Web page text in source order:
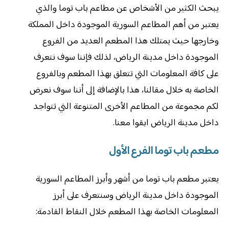
يبحث الكثير من الأشخاص عن مطاعم باب توما والذي
يعتبر من أهم المطاعم السورية الموجودة داخل المملكة
وخارجها حيث يمتلك هذا المطعم العديد من الفروع
الموجودة داخل مدينة الرياض، لذلك فإننا سوف نتعرف
على كافة المعلومات التي تتعلق بهذا المطعم وبالفروع
الخاصة به خلال مقالنا، هذا بالإضافة إلى أننا سوف نعرض
لكم مجموعة من المطاعم الأخرى المتنوعة التي تتواجد
داخل مدينة الرياض ابقوا معنا.
مطعم باب توما الفرع الأول
يعتبر مطعم باب توما من أشهر وأبرز المطاعم السورية
الموجودة داخل مدينة الرياض وسنتعرف على أبرز
المعلومات الخاصة بهذا المطعم خلال النقاط القادمة: